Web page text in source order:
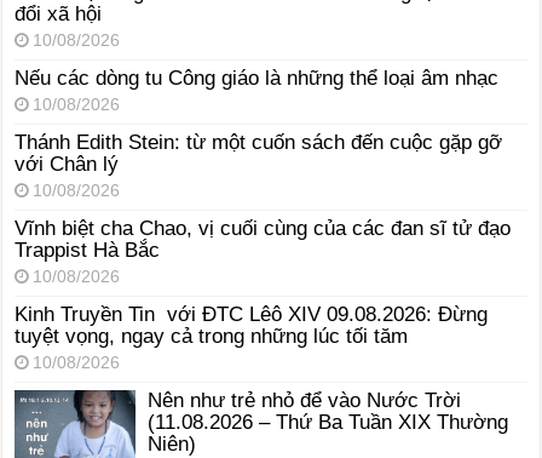
đổi xã hội
10/08/2026
Nếu các dòng tu Công giáo là những thể loại âm nhạc
10/08/2026
Thánh Edith Stein: từ một cuốn sách đến cuộc gặp gỡ
với Chân lý
10/08/2026
Vĩnh biệt cha Chao, vị cuối cùng của các đan sĩ tử đạo
Trappist Hà Bắc
10/08/2026
Kinh Truyền Tin với ĐTC Lêô XIV 09.08.2026: Đừng
tuyệt vọng, ngay cả trong những lúc tối tăm
10/08/2026
Nên như trẻ nhỏ để vào Nước Trời
(11.08.2026 – Thứ Ba Tuần XIX Thường
Niên)